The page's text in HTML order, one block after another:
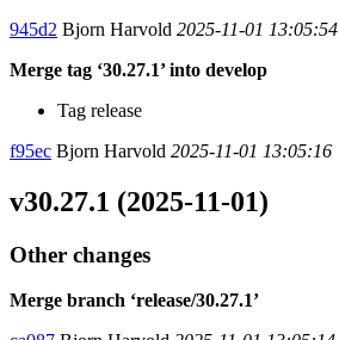
945d2 Bjorn Harvold 2025-11-01 13:05:54
Merge tag ‘30.27.1’ into develop
Tag release
f95ec Bjorn Harvold 2025-11-01 13:05:16
v30.27.1 (2025-11-01)
Other changes
Merge branch ‘release/30.27.1’